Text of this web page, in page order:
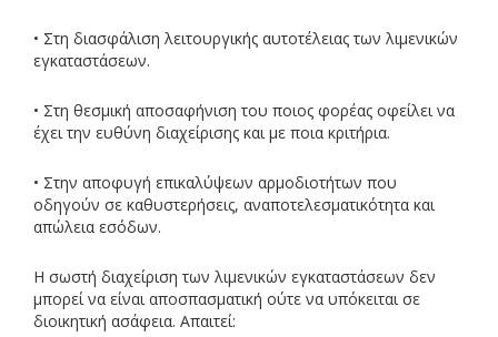
• Στη διασφάλιση λειτουργικής αυτοτέλειας των λιμενικών
εγκαταστάσεων.
• Στη θεσμική αποσαφήνιση του ποιος φορέας οφείλει να
έχει την ευθύνη διαχείρισης και με ποια κριτήρια.
• Στην αποφυγή επικαλύψεων αρμοδιοτήτων που
οδηγούν σε καθυστερήσεις, αναποτελεσματικότητα και
απώλεια εσόδων.
Η σωστή διαχείριση των λιμενικών εγκαταστάσεων δεν
μπορεί να είναι αποσπασματική ούτε να υπόκειται σε
διοικητική ασάφεια. Απαιτεί: